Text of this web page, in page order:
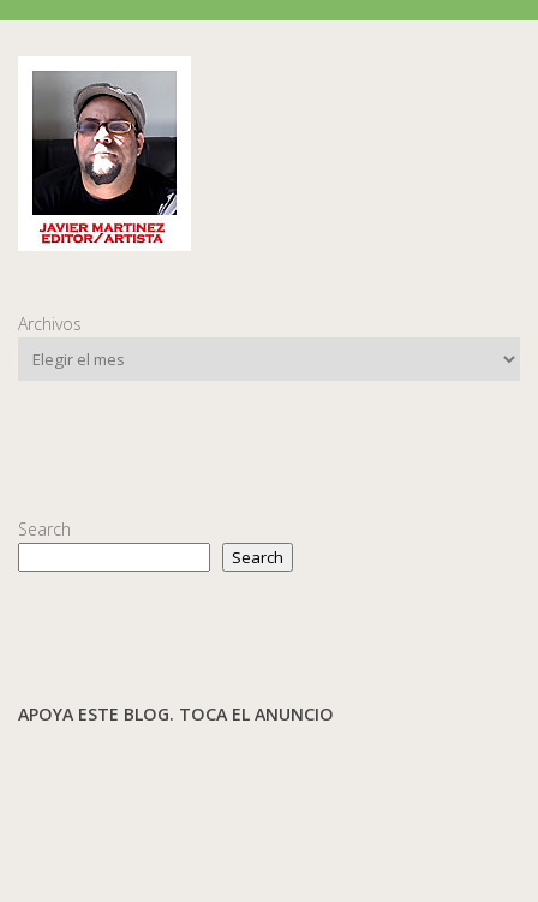
Archivos
Search
Search
APOYA ESTE BLOG. TOCA EL ANUNCIO